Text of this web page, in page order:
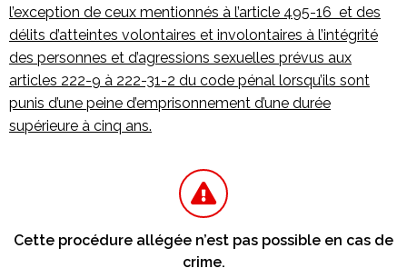
l’exception de ceux mentionnés à l’article 495-16 et des
délits d’atteintes volontaires et involontaires à l’intégrité
des personnes et d’agressions sexuelles prévus aux
articles 222-9 à 222-31-2 du code pénal lorsqu’ils sont
punis d’une peine d’emprisonnement d’une durée
supérieure à cinq ans.
Cette procédure allégée n’est pas possible en cas de
crime.